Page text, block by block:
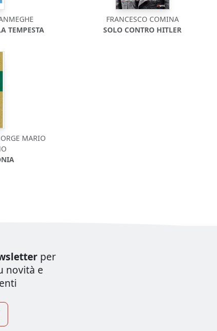
TEMPESTA
FRANCESCO COMINA
SOLO CONTRO HITLER
MARIO
per
novità e